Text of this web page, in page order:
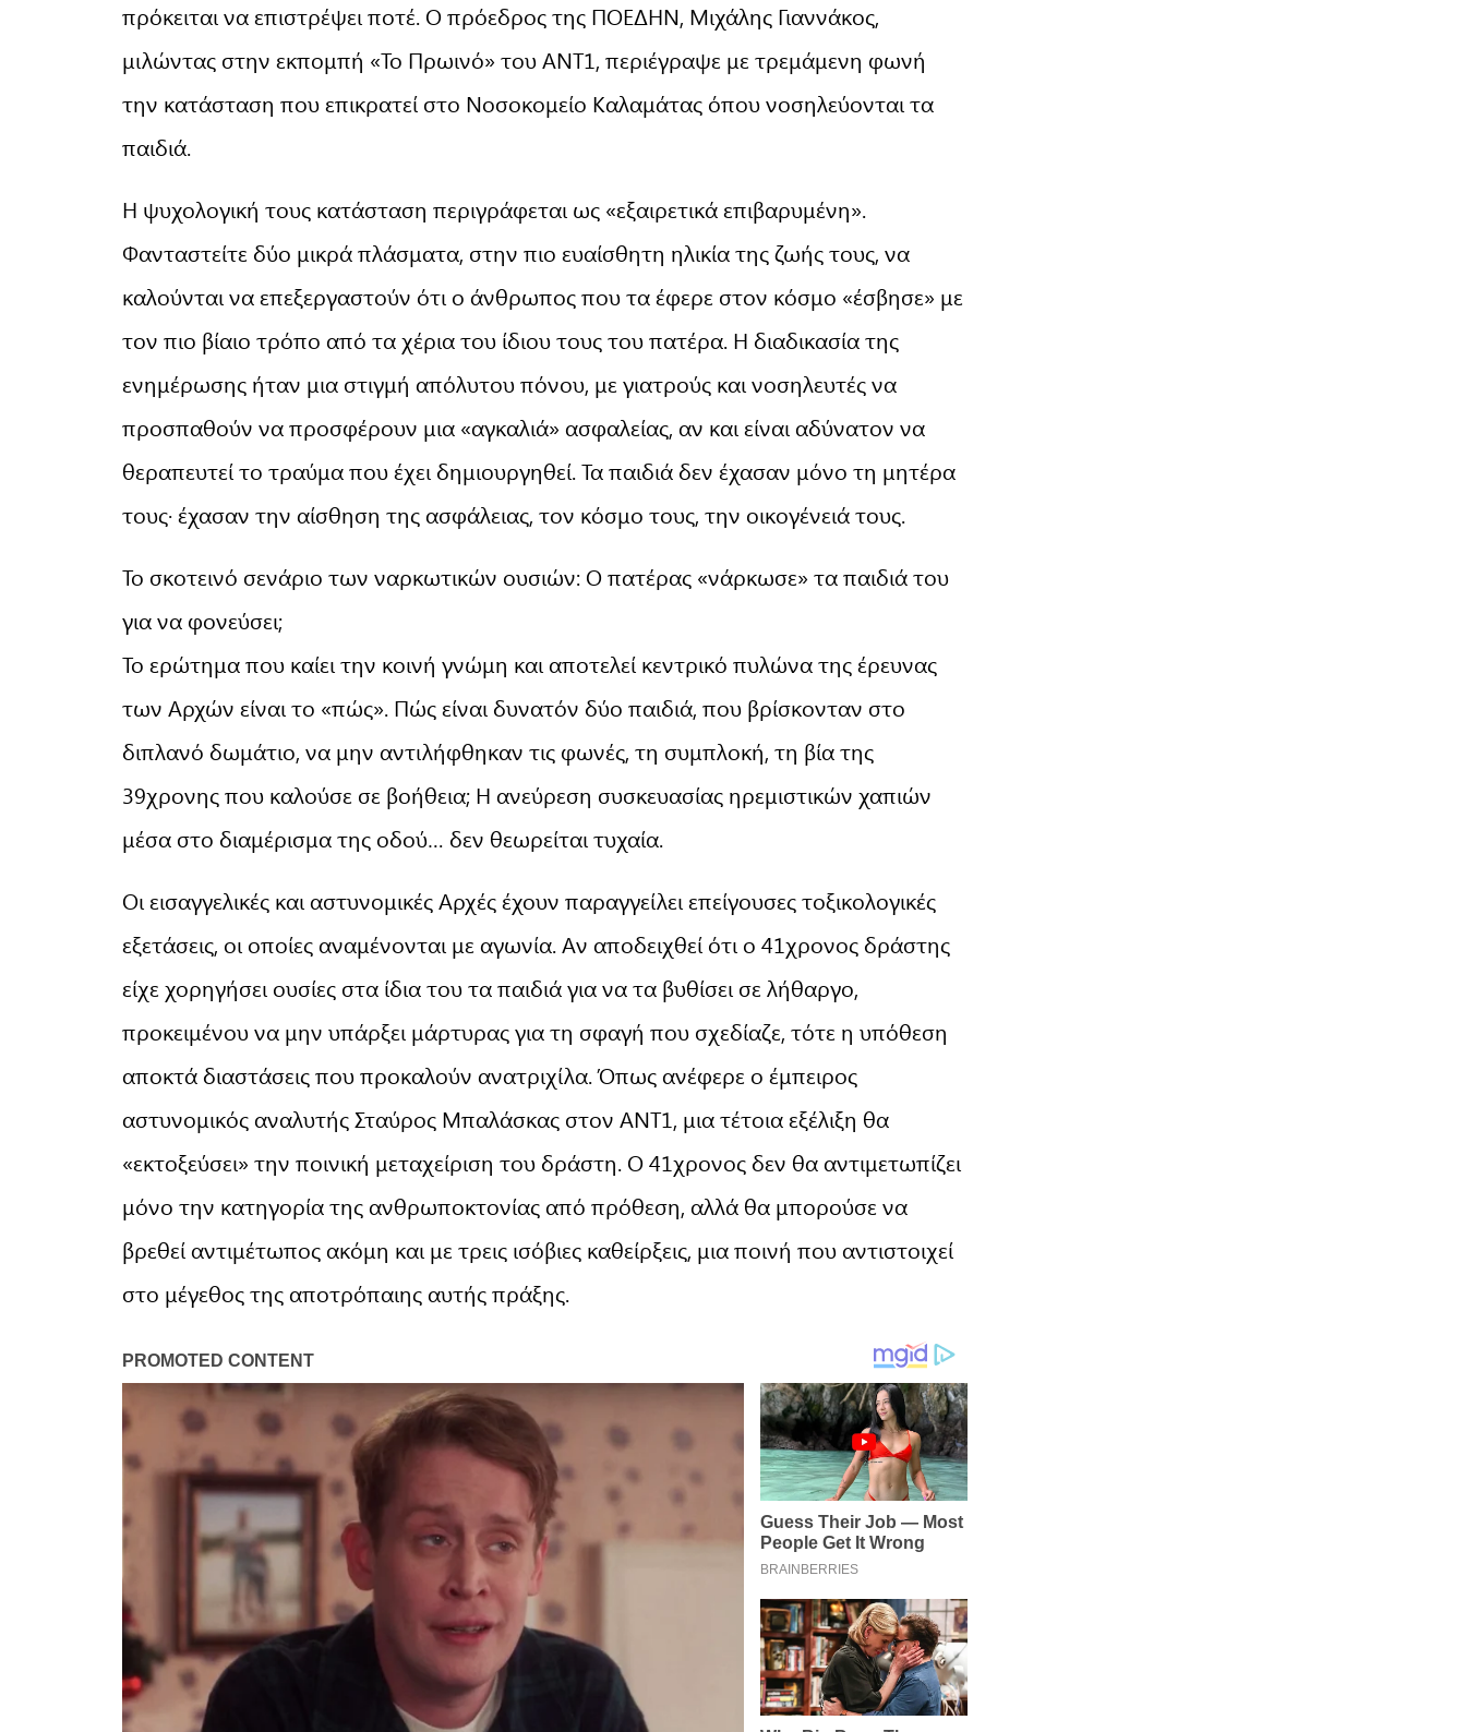
πρόκειται να επιστρέψει ποτέ. Ο πρόεδρος της ΠΟΕΔΗΝ, Μιχάλης Γιαννάκος,
μιλώντας στην εκπομπή «Το Πρωινό» του ΑΝΤ1, περιέγραψε με τρεμάμενη φωνή
την κατάσταση που επικρατεί στο Νοσοκομείο Καλαμάτας όπου νοσηλεύονται τα
παιδιά.
Η ψυχολογική τους κατάσταση περιγράφεται ως «εξαιρετικά επιβαρυμένη».
Φανταστείτε δύο μικρά πλάσματα, στην πιο ευαίσθητη ηλικία της ζωής τους, να
καλούνται να επεξεργαστούν ότι ο άνθρωπος που τα έφερε στον κόσμο «έσβησε» με
τον πιο βίαιο τρόπο από τα χέρια του ίδιου τους του πατέρα. Η διαδικασία της
ενημέρωσης ήταν μια στιγμή απόλυτου πόνου, με γιατρούς και νοσηλευτές να
προσπαθούν να προσφέρουν μια «αγκαλιά» ασφαλείας, αν και είναι αδύνατον να
θεραπευτεί το τραύμα που έχει δημιουργηθεί. Τα παιδιά δεν έχασαν μόνο τη μητέρα
τους· έχασαν την αίσθηση της ασφάλειας, τον κόσμο τους, την οικογένειά τους.
Το σκοτεινό σενάριο των ναρκωτικών ουσιών: Ο πατέρας «νάρκωσε» τα παιδιά του
για να φονεύσει;
Το ερώτημα που καίει την κοινή γνώμη και αποτελεί κεντρικό πυλώνα της έρευνας
των Αρχών είναι το «πώς». Πώς είναι δυνατόν δύο παιδιά, που βρίσκονταν στο
διπλανό δωμάτιο, να μην αντιλήφθηκαν τις φωνές, τη συμπλοκή, τη βία της
39χρονης που καλούσε σε βοήθεια; Η ανεύρεση συσκευασίας ηρεμιστικών χαπιών
μέσα στο διαμέρισμα της οδού… δεν θεωρείται τυχαία.
Οι εισαγγελικές και αστυνομικές Αρχές έχουν παραγγείλει επείγουσες τοξικολογικές
εξετάσεις, οι οποίες αναμένονται με αγωνία. Αν αποδειχθεί ότι ο 41χρονος δράστης
είχε χορηγήσει ουσίες στα ίδια του τα παιδιά για να τα βυθίσει σε λήθαργο,
προκειμένου να μην υπάρξει μάρτυρας για τη σφαγή που σχεδίαζε, τότε η υπόθεση
αποκτά διαστάσεις που προκαλούν ανατριχίλα. Όπως ανέφερε ο έμπειρος
αστυνομικός αναλυτής Σταύρος Μπαλάσκας στον ΑΝΤ1, μια τέτοια εξέλιξη θα
«εκτοξεύσει» την ποινική μεταχείριση του δράστη. Ο 41χρονος δεν θα αντιμετωπίζει
μόνο την κατηγορία της ανθρωποκτονίας από πρόθεση, αλλά θα μπορούσε να
βρεθεί αντιμέτωπος ακόμη και με τρεις ισόβιες καθείρξεις, μια ποινή που αντιστοιχεί
στο μέγεθος της αποτρόπαιης αυτής πράξης.